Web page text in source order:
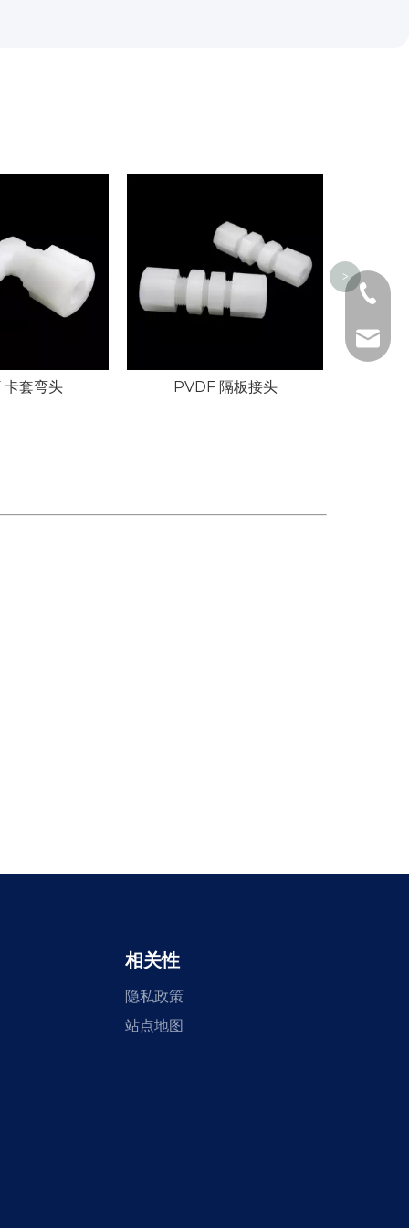
套弯头 PVDF 隔板接头
>
泰州：
苏州：
泰州：
相关性
隐私政策
站点地图